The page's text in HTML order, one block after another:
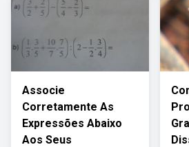
Associe
Corretamente As
Expressões Abaixo
Aos Seus